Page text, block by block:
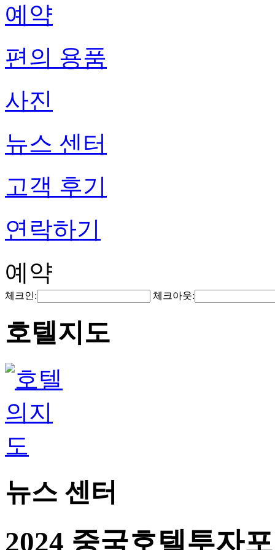
예약
편의 용품
사진
뉴스 센터
고객 후기
연락하기
예약
체크인: 체크아웃:
호텔지도
뉴스 센터
2024 중국호텔투자